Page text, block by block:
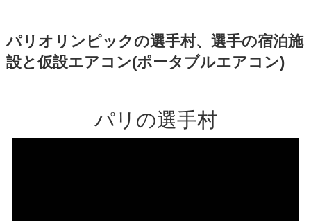
パリオリンピックの選手村、選手の宿泊施
設と仮設エアコン(ポータブルエアコン)
パリの選手村